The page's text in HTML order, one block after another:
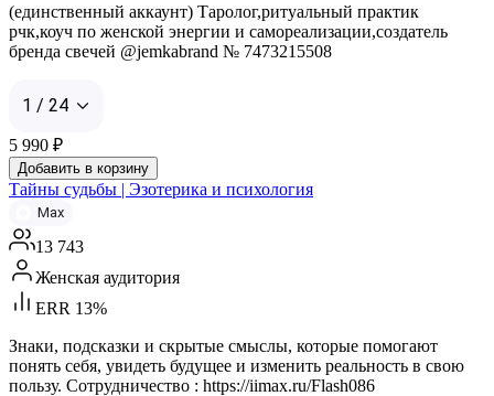
(единственный аккаунт) Таролог,ритуальный практик
рчк,коуч по женской энергии и самореализации,создатель
бренда свечей @jemkabrand № 7473215508
1 / 24
5 990 ₽
Добавить в корзину
Тайны судьбы | Эзотерика и психология
Max
13 743
Женская аудитория
ERR 13%
Знаки, подсказки и скрытые смыслы, которые помогают
понять себя, увидеть будущее и изменить реальность в свою
пользу. Сотрудничество : https://iimax.ru/Flash086